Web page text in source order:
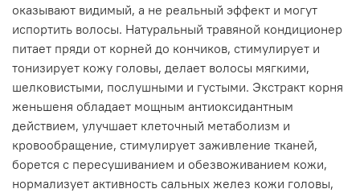
оказывают видимый, а не реальный эффект и могут
испортить волосы. Натуральный травяной кондиционер
питает пряди от корней до кончиков, стимулирует и
тонизирует кожу головы, делает волосы мягкими,
шелковистыми, послушными и густыми. Экстракт корня
женьшеня обладает мощным антиоксидантным
действием, улучшает клеточный метаболизм и
кровообращение, стимулирует заживление тканей,
борется с пересушиванием и обезвоживанием кожи,
нормализует активность сальных желез кожи головы,